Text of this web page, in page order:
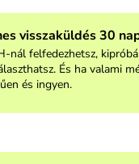
visszaküldés 30
nál felfedezhetsz,
És ha valami
és ingyen.